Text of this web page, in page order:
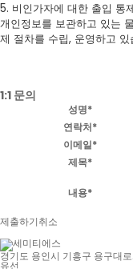
5. 비인가자에 대한 출입 통
개인정보를 보관하고 있는
제 절차를 수립, 운영하고 있
1:1 문의
성명*
연락처*
이메일*
제목*
내용*
제출하기취소
경기도 용인시 기흥구 용구대
유선